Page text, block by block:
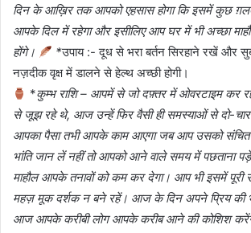
दिन के आख़िर तक आपको एहसास होगा कि इसमें कुछ
आपके दिल में रहेगा और इसीलिए आप घर में भी अच्छा
होंगे।
*उपाय :- दूध से भरा बर्तन सिरहाने रखें और
नज़दीक वृक्ष में डालने से हेल्थ अच्छी होगी।
*कुम्भ राशि – आपमें से जो दफ़्तर में ओवरटाइम कर
से जूझ रहे थे, आज उन्हें फिर वैसी ही समस्याओं से दो-चार
आपका पैसा तभी आपके काम आएगा जब आप उसको संचित
भांति जान लें नहीं तो आपको आने वाले समय में पछताना
माहौल आपके तनावों को कम कर देगा। आप भी इसमें पूरी
महज़ मूक दर्शक न बने रहें। आज के दिन अपने प्रिय की
आज आपके करीबी लोग आपके करीब आने की कोशिश